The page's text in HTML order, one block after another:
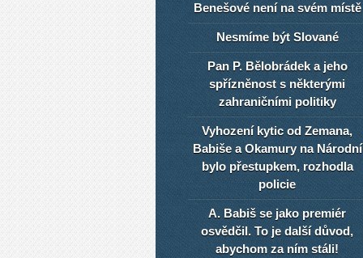
Benešové není na svém místě
Nesmíme být Slované
Pan P. Bělobrádek a jeho
spřízněnost s některými
zahraničními politiky
Vyhození kytic od Zemana,
Babiše a Okamury na Národní
bylo přestupkem, rozhodla
policie
A. Babiš se jako premiér
osvědčil. To je další důvod,
abychom za ním stáli!